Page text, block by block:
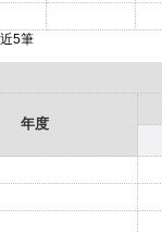
5筆
年度